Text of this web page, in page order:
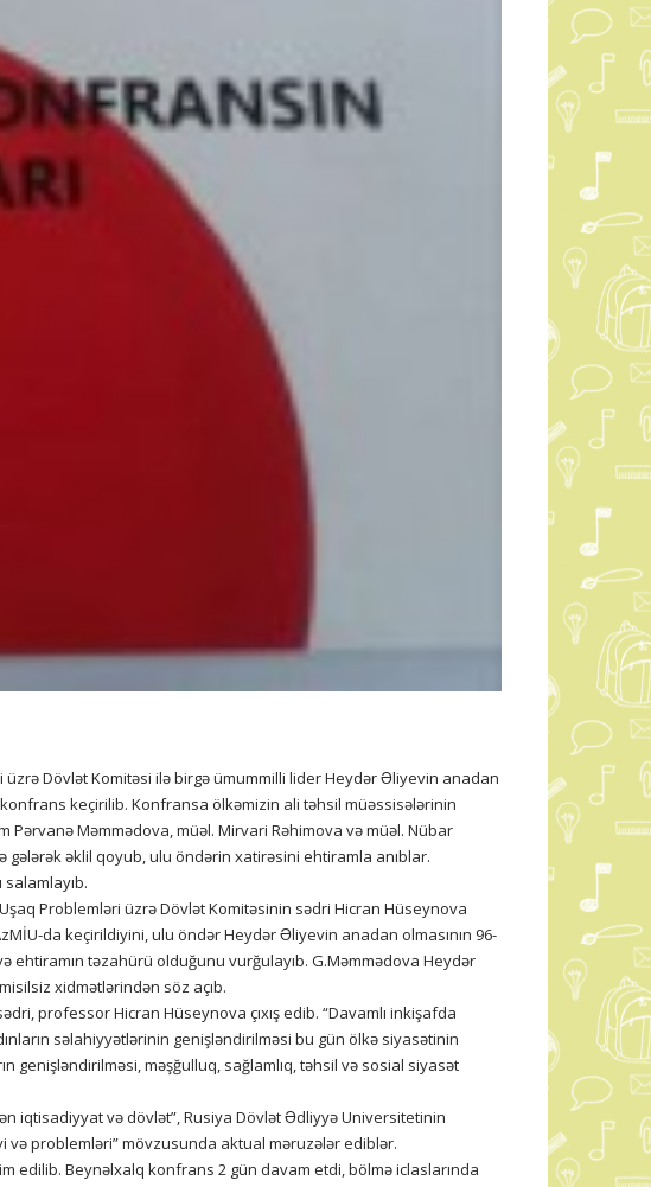
üzrə Dövlət Komitəsi ilə birgə ümummilli lider Heydər Əliyevin anadan
keçirilib. Konfransa ölkəmizin ali təhsil müəssisələrinin
Məmmədova, müəl. Mirvari Rəhimova və müəl. Nübar
gələrək əklil qoyub, ulu öndərin xatirəsini ehtiramla anıblar.
Problemləri üzrə Dövlət Komitəsinin sədri Hicran Hüseynova
da keçirildiyini, ulu öndər Heydər Əliyevin anadan olmasının 96-
təzahürü olduğunu vurğulayıb. G.Məmmədova Heydər
xidmətlərindən söz açıb.
professor Hicran Hüseynova çıxış edib. “Davamlı inkişafda
səlahiyyətlərinin genişləndirilməsi bu gün ölkə siyasətinin
genişləndirilməsi, məşğulluq, sağlamlıq, təhsil və sosial siyasət
iqtisadiyyat və dövlət”, Rusiya Dövlət Ədliyyə Universitetinin
və problemləri” mövzusunda aktual məruzələr ediblər.
edilib. Beynəlxalq konfrans 2 gün davam etdi, bölmə iclaslarında